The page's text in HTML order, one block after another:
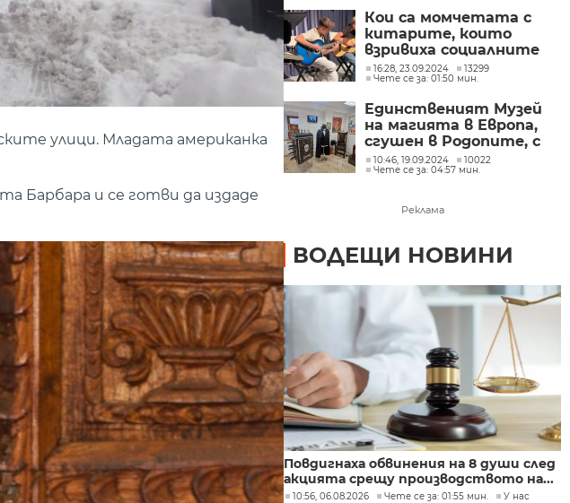
улици. Младата американка
Барбара и се готви да издаде
Кои са момчетата с
китарите, които
взривиха социалните
мрежи?
16:28, 23.09.2024
13299
Чете се за: 01:50 мин.
Единственият Музей
на магията в Европа,
сгушен в Родопите, с
нов дом до две години
(СНИМКИ)
10:46, 19.09.2024
10022
Чете се за: 04:57 мин.
Реклама
ВОДЕЩИ НОВИНИ
Повдигнаха обвинения на 8 души след
акцията срещу производството на...
10:56, 06.08.2026 Чете се за: 01:55 мин. У нас